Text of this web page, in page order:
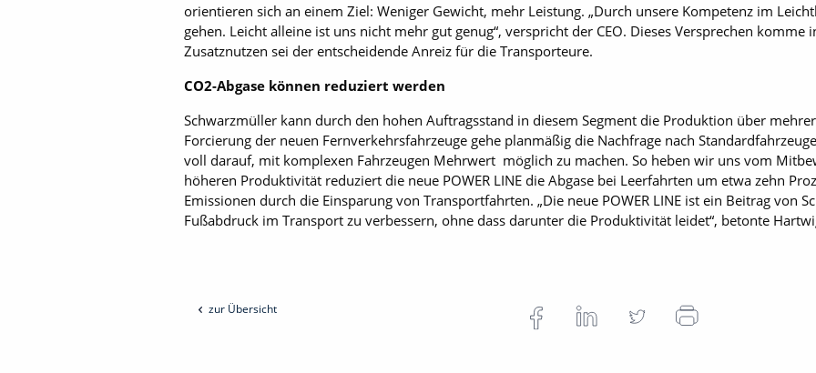
orientieren sich an einem Ziel: Weniger Gewicht, mehr Leistung. „Durch unsere Kompetenz im
gehen. Leicht alleine ist uns nicht mehr gut genug“, verspricht der CEO. Dieses Versprechen
Zusatznutzen sei der entscheidende Anreiz für die Transporteure.
CO2-Abgase können reduziert werden
Schwarzmüller kann durch den hohen Auftragsstand in diesem Segment die Produktion über
Forcierung der neuen Fernverkehrsfahrzeuge gehe planmäßig die Nachfrage nach
voll darauf, mit komplexen Fahrzeugen Mehrwert möglich zu machen. So heben wir uns vom
höheren Produktivität reduziert die neue POWER LINE die Abgase bei Leerfahrten um etwa zehn
Emissionen durch die Einsparung von Transportfahrten. „Die neue POWER LINE ist ein Beitrag von
Fußabdruck im Transport zu verbessern, ohne dass darunter die Produktivität leidet“, betonte
zur Übersicht